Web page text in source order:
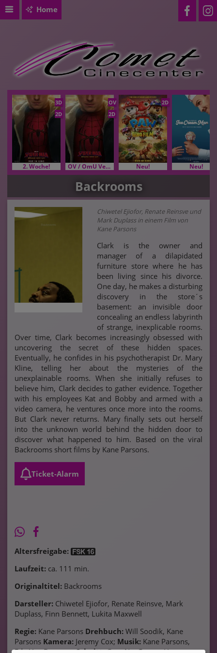
Home
3D
2D
2. Woche!
OV
2D
OV / OmU Versionen
2D
Neu! Neu!
Backrooms
Chiwetel Ejiofor, Renate Reinsve und
Mark Duplass in einem Film von
Kane Parsons
Clark is the owner and
manager of a dilapidated
furniture store where he has
been living since his divorce.
One day, he makes a disturbing
discovery in the store´s
basement: an invisible door
concealing an endless labyrinth
of strange, inexplicable rooms.
Over time, Clark becomes increasingly obsessed with
uncovering the secret of these hidden spaces.
Eventually, he confides in his psychotherapist Dr. Mary
Kline, telling her about the mysteries of the
unexplainable rooms. When she initially refuses to
believe him, Clark decides to gather evidence. Together
with his employees Kat and Bobby and armed with a
video camera, he ventures once more into the rooms.
But Clark never returns. Mary finally sets out herself
into the unknown world behind the hidden door to
discover what happened to him. Based on the viral
Backrooms short films by Kane Parsons.
Ticket-Alarm
Altersfreigabe:
Laufzeit: ca. 111 min.
Originaltitel: Backrooms
Darsteller: Chiwetel Ejiofor, Renate Reinsve, Mark
Duplass, Finn Bennett, Lukita Maxwell
Regie: Kane Parsons Drehbuch: Will Soodik, Kane
Parsons Kamera: Jeremy Cox; Musik: Kane Parsons,